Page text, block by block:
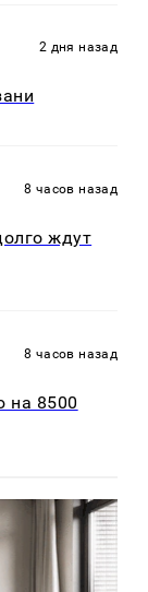
2 дня назад
8 часов назад
ждут
8 часов назад
на 8500